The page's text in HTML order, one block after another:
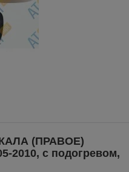
(ПРАВОЕ)
2010, с подогревом,